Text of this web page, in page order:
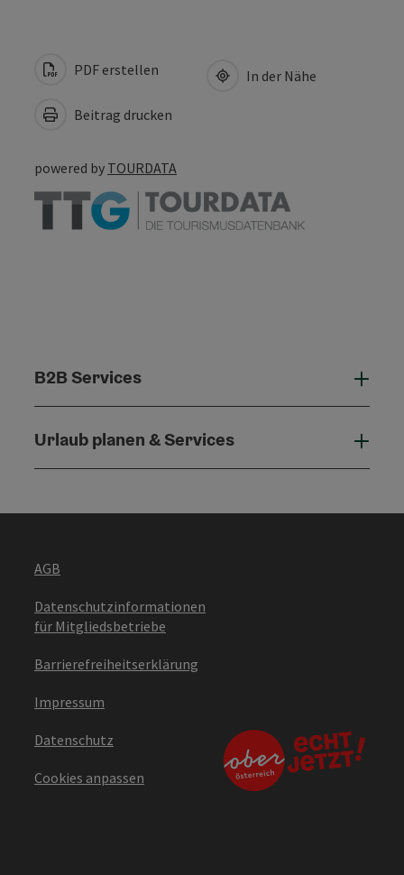
PDF erstellen
Beitrag drucken
In der Nähe
powered by TOURDATA
B2B Services
Urlaub planen & Services
AGB
Datenschutzinformationen
für Mitgliedsbetriebe
Barrierefreiheitserklärung
Impressum
Datenschutz
Cookies anpassen